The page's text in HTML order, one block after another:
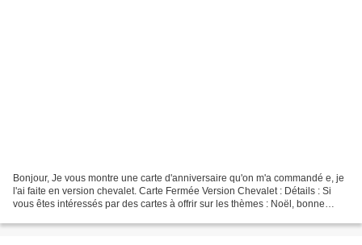
Bonjour, Je vous montre une carte d'anniversaire qu'on m'a commandé e, je
l'ai faite en version chevalet. Carte Fermée Version Chevalet : Détails : Si
vous êtes intéressés par des cartes à offrir sur les thèmes : Noël, bonne